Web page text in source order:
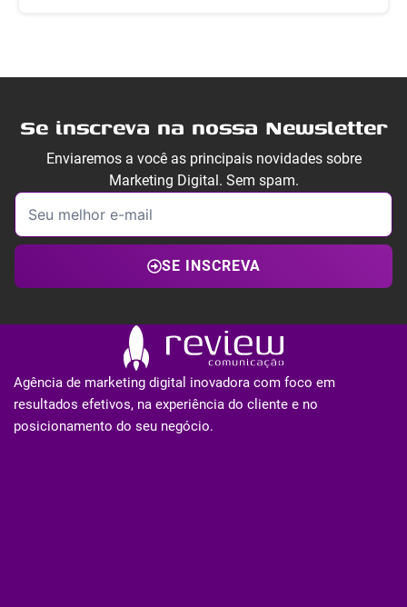
Se inscreva na nossa Newsletter
Enviaremos a você as principais novidades sobre
Marketing Digital. Sem spam.
SE INSCREVA
Agência de marketing digital inovadora com foco em
resultados efetivos, na experiência do cliente e no
posicionamento do seu negócio.